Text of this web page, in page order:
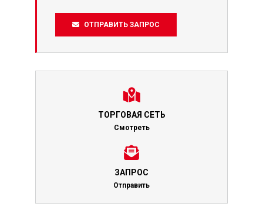
ОТПРАВИТЬ ЗАПРОС
ТОРГОВАЯ СЕТЬ
Смотреть
ЗАПРОС
Отправить